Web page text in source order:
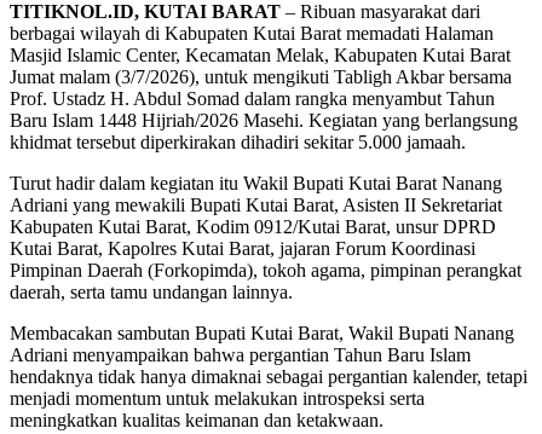
TITIKNOL.ID, KUTAI BARAT – Ribuan masyarakat dari
berbagai wilayah di Kabupaten Kutai Barat memadati Halaman
Masjid Islamic Center, Kecamatan Melak, Kabupaten Kutai Barat
Jumat malam (3/7/2026), untuk mengikuti Tabligh Akbar bersama
Prof. Ustadz H. Abdul Somad dalam rangka menyambut Tahun
Baru Islam 1448 Hijriah/2026 Masehi. Kegiatan yang berlangsung
khidmat tersebut diperkirakan dihadiri sekitar 5.000 jamaah.
Turut hadir dalam kegiatan itu Wakil Bupati Kutai Barat Nanang
Adriani yang mewakili Bupati Kutai Barat, Asisten II Sekretariat
Kabupaten Kutai Barat, Kodim 0912/Kutai Barat, unsur DPRD
Kutai Barat, Kapolres Kutai Barat, jajaran Forum Koordinasi
Pimpinan Daerah (Forkopimda), tokoh agama, pimpinan perangkat
daerah, serta tamu undangan lainnya.
Membacakan sambutan Bupati Kutai Barat, Wakil Bupati Nanang
Adriani menyampaikan bahwa pergantian Tahun Baru Islam
hendaknya tidak hanya dimaknai sebagai pergantian kalender, tetapi
menjadi momentum untuk melakukan introspeksi serta
meningkatkan kualitas keimanan dan ketakwaan.